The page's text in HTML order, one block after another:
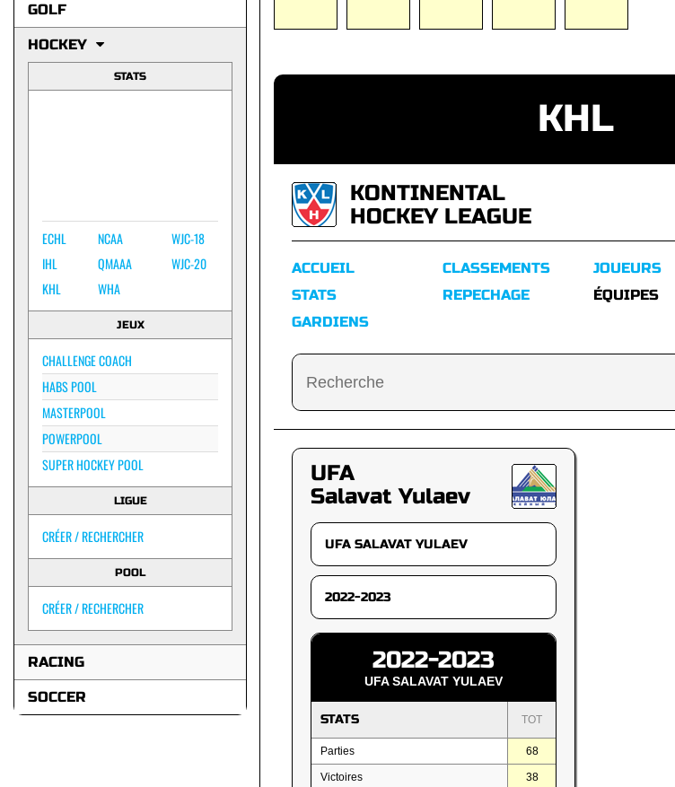
GOLF
HOCKEY
STATS
ECHL
IHL
KHL
NCAA
QMAAA
WHA
WJC-18
WJC-20
JEUX
CHALLENGE COACH
HABS POOL
MASTERPOOL
POWERPOOL
SUPER HOCKEY POOL
LIGUE
CRÉER / RECHERCHER
POOL
CRÉER / RECHERCHER
RACING
SOCCER
KHL
KONTINENTAL
HOCKEY LEAGUE
ACCUEIL
STATS
GARDIENS
CLASSEMENTS
REPECHAGE
JOUEURS
ÉQUIPES
UFA
Salavat Yulaev
2022-2023
UFA SALAVAT YULAEV
STATS TOT
Parties 68
Victoires 38